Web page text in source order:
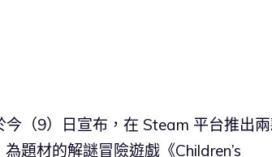
今（9）日宣布，在 Steam 平台推出
題材的解謎冒險遊戲《Children’s